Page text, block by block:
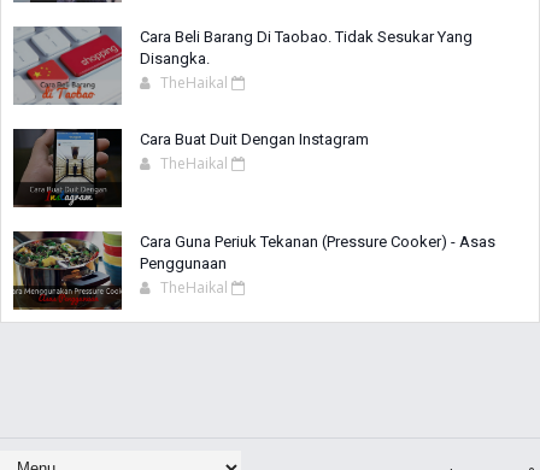
Cara Beli Barang Di Taobao. Tidak Sesukar Yang
Disangka.
TheHaikal
Cara Buat Duit Dengan Instagram
TheHaikal
Cara Guna Periuk Tekanan (Pressure Cooker) - Asas
Penggunaan
TheHaikal